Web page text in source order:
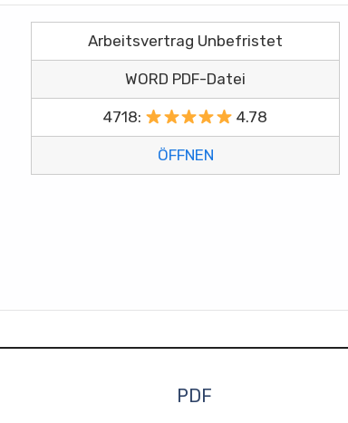
Arbeitsvertrag Unbefristet
WORD PDF-Datei
4718: 4.78
ÖFFNEN
PDF